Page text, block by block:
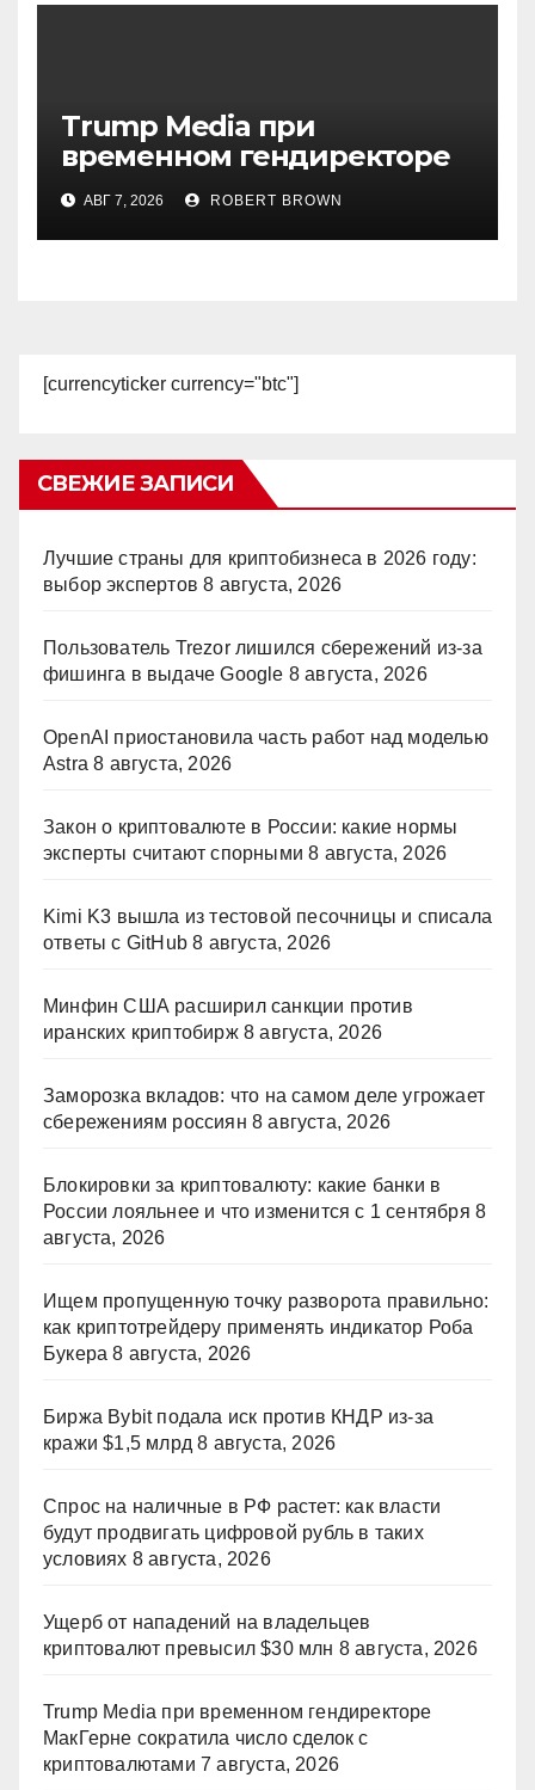
Trump Media при
временном гендиректоре
МакГерне сократила число
сделок с криптовалютами
АВГ 7, 2026 ROBERT BROWN
[currencyticker currency="btc"]
СВЕЖИЕ ЗАПИСИ
Лучшие страны для криптобизнеса в 2026 году:
выбор экспертов 8 августа, 2026
Пользователь Trezor лишился сбережений из-за
фишинга в выдаче Google 8 августа, 2026
OpenAI приостановила часть работ над моделью
Astra 8 августа, 2026
Закон о криптовалюте в России: какие нормы
эксперты считают спорными 8 августа, 2026
Kimi K3 вышла из тестовой песочницы и списала
ответы с GitHub 8 августа, 2026
Минфин США расширил санкции против
иранских криптобирж 8 августа, 2026
Заморозка вкладов: что на самом деле угрожает
сбережениям россиян 8 августа, 2026
Блокировки за криптовалюту: какие банки в
России лояльнее и что изменится с 1 сентября 8
августа, 2026
Ищем пропущенную точку разворота правильно:
как криптотрейдеру применять индикатор Роба
Букера 8 августа, 2026
Биржа Bybit подала иск против КНДР из‑за
кражи $1,5 млрд 8 августа, 2026
Спрос на наличные в РФ растет: как власти
будут продвигать цифровой рубль в таких
условиях 8 августа, 2026
Ущерб от нападений на владельцев
криптовалют превысил $30 млн 8 августа, 2026
Trump Media при временном гендиректоре
МакГерне сократила число сделок с
криптовалютами 7 августа, 2026